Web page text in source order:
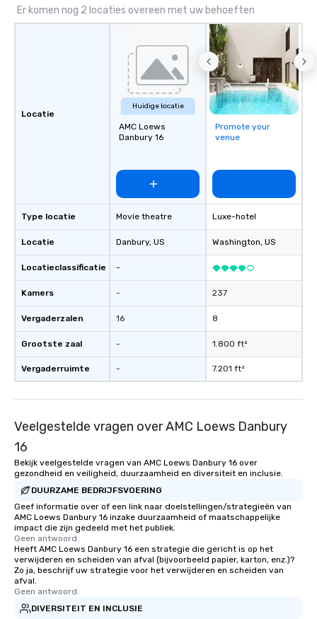
experiential style of magic allowed me
to help companies listed on the
businesses, new start-ups, Major
League sports teams, World-Series
Champions, A-List celebrities, and
private groups across the country
break down walls, get to know each
other, and create LASTING memories
blowing experience for your group -
send me/my team a message!
Er komen nog 2 locaties overeen met uw behoeften
Locatie
Type locatie
Locatie
Locatieclassificatie
Kamers
Vergaderzalen
Grootste zaal
Vergaderruimte
Huidige locatie
AMC Loews
Danbury 16
Movie theatre
Danbury, US
-
-
16
-
-
Promote your
venue
Luxe-hotel
Washington, US
237
8
1.800 ft²
7.201 ft²
Veelgestelde vragen over AMC Loews Danbury
16
Bekijk veelgestelde vragen van AMC Loews Danbury 16 over
gezondheid en veiligheid, duurzaamheid en diversiteit en inclusie.
DUURZAME BEDRIJFSVOERING
Geef informatie over of een link naar doelstellingen/strategieën van
AMC Loews Danbury 16 inzake duurzaamheid of maatschappelijke
impact die zijn gedeeld met het publiek.
Geen antwoord.
Heeft AMC Loews Danbury 16 een strategie die gericht is op het
verwijderen en scheiden van afval (bijvoorbeeld papier, karton, enz.)?
Zo ja, beschrijf uw strategie voor het verwijderen en scheiden van
afval.
Geen antwoord.
DIVERSITEIT EN INCLUSIE